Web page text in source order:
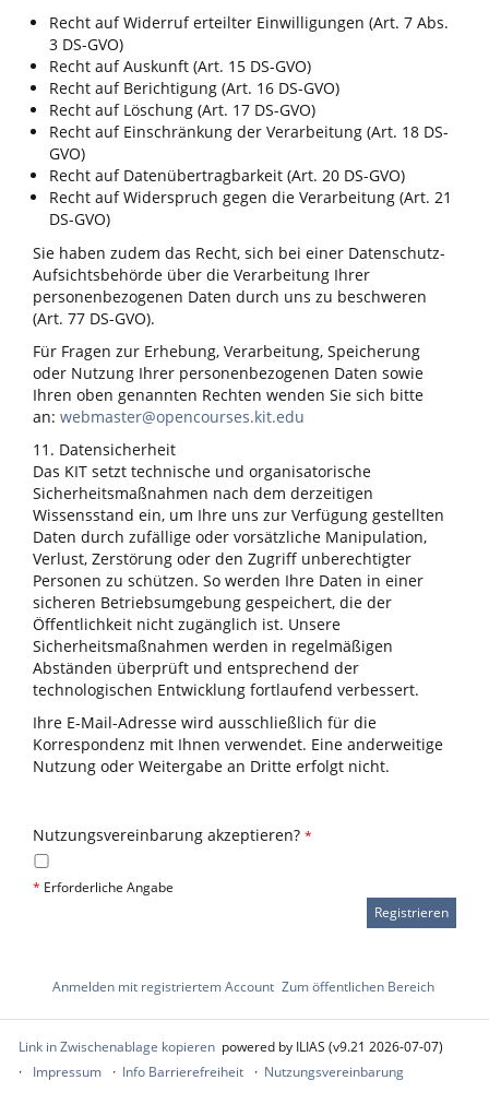
Recht auf Widerruf erteilter Einwilligungen (Art. 7 Abs.
3 DS-GVO)
Recht auf Auskunft (Art. 15 DS-GVO)
Recht auf Berichtigung (Art. 16 DS-GVO)
Recht auf Löschung (Art. 17 DS-GVO)
Recht auf Einschränkung der Verarbeitung (Art. 18 DS-
GVO)
Recht auf Datenübertragbarkeit (Art. 20 DS-GVO)
Recht auf Widerspruch gegen die Verarbeitung (Art. 21
DS-GVO)
Sie haben zudem das Recht, sich bei einer Datenschutz-
Aufsichtsbehörde über die Verarbeitung Ihrer
personenbezogenen Daten durch uns zu beschweren
(Art. 77 DS-GVO).
Für Fragen zur Erhebung, Verarbeitung, Speicherung
oder Nutzung Ihrer personenbezogenen Daten sowie
Ihren oben genannten Rechten wenden Sie sich bitte
an: webmaster@opencourses.kit.edu
11. Datensicherheit
Das KIT setzt technische und organisatorische
Sicherheitsmaßnahmen nach dem derzeitigen
Wissensstand ein, um Ihre uns zur Verfügung gestellten
Daten durch zufällige oder vorsätzliche Manipulation,
Verlust, Zerstörung oder den Zugriff unberechtigter
Personen zu schützen. So werden Ihre Daten in einer
sicheren Betriebsumgebung gespeichert, die der
Öffentlichkeit nicht zugänglich ist. Unsere
Sicherheitsmaßnahmen werden in regelmäßigen
Abständen überprüft und entsprechend der
technologischen Entwicklung fortlaufend verbessert.
Ihre E-Mail-Adresse wird ausschließlich für die
Korrespondenz mit Ihnen verwendet. Eine anderweitige
Nutzung oder Weitergabe an Dritte erfolgt nicht.
Nutzungsvereinbarung akzeptieren? *
* Erforderliche Angabe
Anmelden mit registriertem Account Zum öffentlichen Bereich
Link in Zwischenablage kopieren powered by ILIAS (v9.21 2026-07-07)
Impressum
Info Barrierefreiheit Nutzungsvereinbarung